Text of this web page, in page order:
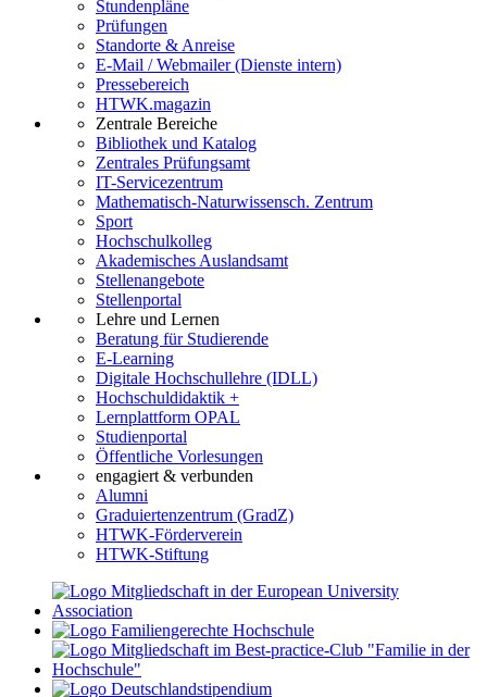
Stundenpläne
Prüfungen
Standorte & Anreise
E-Mail / Webmailer (Dienste intern)
Pressebereich
HTWK.magazin
Zentrale Bereiche
Bibliothek und Katalog
Zentrales Prüfungsamt
IT-Servicezentrum
Mathematisch-Naturwissensch. Zentrum
Sport
Hochschulkolleg
Akademisches Auslandsamt
Stellenangebote
Stellenportal
Lehre und Lernen
Beratung für Studierende
E-Learning
Digitale Hochschullehre (IDLL)
Hochschuldidaktik +
Lernplattform OPAL
Studienportal
Öffentliche Vorlesungen
engagiert & verbunden
Alumni
Graduiertenzentrum (GradZ)
HTWK-Förderverein
HTWK-Stiftung